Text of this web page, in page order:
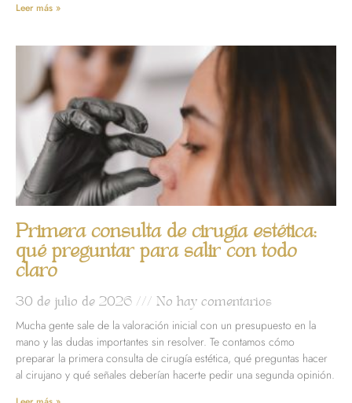
Leer más »
Primera consulta de cirugía estética:
qué preguntar para salir con todo
claro
30 de julio de 2026 No hay comentarios
Mucha gente sale de la valoración inicial con un presupuesto en la
mano y las dudas importantes sin resolver. Te contamos cómo
preparar la primera consulta de cirugía estética, qué preguntas hacer
al cirujano y qué señales deberían hacerte pedir una segunda opinión.